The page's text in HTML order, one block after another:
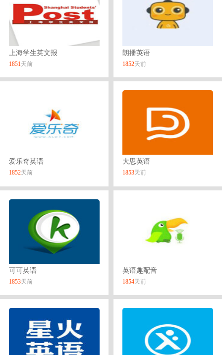
上海学生英文报
1851天前
朗播英语
1852天前
爱乐奇英语
1852天前
大思英语
1853天前
可可英语
1853天前
英语趣配音
1854天前